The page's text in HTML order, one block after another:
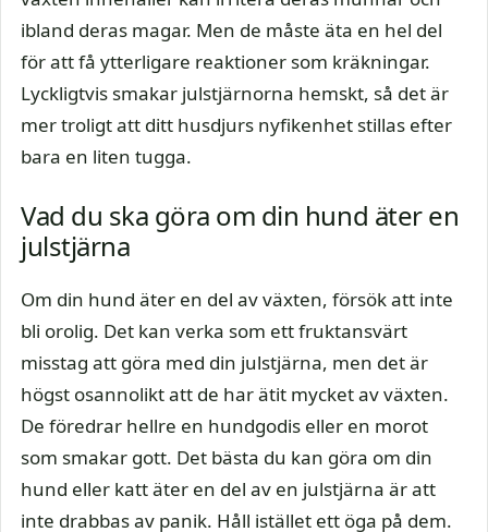
ibland deras magar. Men de måste äta en hel del
för att få ytterligare reaktioner som kräkningar.
Lyckligtvis smakar julstjärnorna hemskt, så det är
mer troligt att ditt husdjurs nyfikenhet stillas efter
bara en liten tugga.
Vad du ska göra om din hund äter en
julstjärna
Om din hund äter en del av växten, försök att inte
bli orolig. Det kan verka som ett fruktansvärt
misstag att göra med din julstjärna, men det är
högst osannolikt att de har ätit mycket av växten.
De föredrar hellre en hundgodis eller en morot
som smakar gott. Det bästa du kan göra om din
hund eller katt äter en del av en julstjärna är att
inte drabbas av panik. Håll istället ett öga på dem.